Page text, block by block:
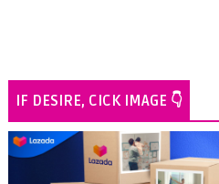
IF DESIRE, CICK IMAGE 👇